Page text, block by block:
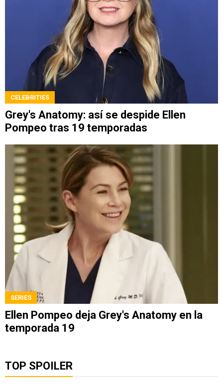
CELEBRITIES
Grey's Anatomy: así se despide Ellen
Pompeo tras 19 temporadas
SERIES
Ellen Pompeo deja Grey's Anatomy en la
temporada 19
TOP SPOILER